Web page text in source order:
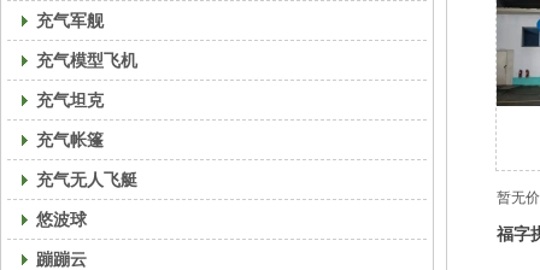
充气军舰
充气模型飞机
充气坦克
充气帐篷
充气无人飞艇
悠波球
蹦蹦云
暂无
福字